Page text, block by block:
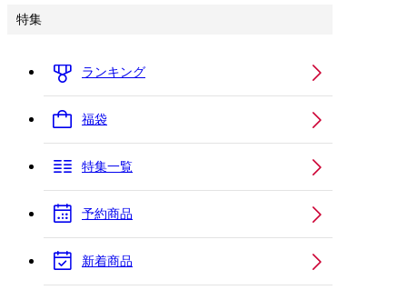
特集
ランキング
福袋
特集一覧
予約商品
新着商品